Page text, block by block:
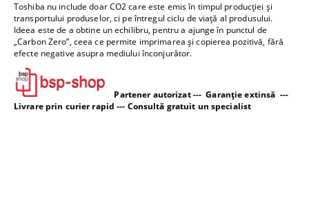
Toshiba nu include doar CO2 care este emis în timpul producției și
transportului produselor, ci pe întregul ciclu de viață al produsului.
Ideea este de a obtine un echilibru, pentru a ajunge în punctul de
„Carbon Zero”, ceea ce permite imprimarea și copierea pozitivă, fără
efecte negative asupra mediului înconjurător.
Partener autorizat --- Garanție extinsă ---
Livrare prin curier rapid --- Consultă gratuit un specialist